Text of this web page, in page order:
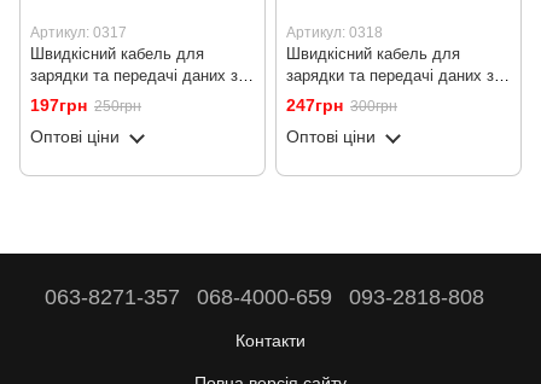
Артикул: 0317
Швидкісний кабель для
зарядки та передачі даних з
Type-C на Type-C порт
Borofone BX44, для ноутбука/
смартфона/планшета, PD 3.0,
197грн 250грн
Оптові ціни
Артикул: 0318
Швидкісний кабель для
зарядки та передачі даних з
Type-C на Type-C порт
Borofone BX44, для ноутбука/
смартфона/планшета, PD 3.0,
247грн 300грн
Оптові ціни
063-8271-357 068-4000-659 093-2818-808
Контакти